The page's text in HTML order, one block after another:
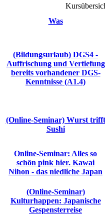
Was
(Bildungsurlaub) DGS4 -
Auffrischung und Vertiefung
bereits vorhandener DGS-
Kenntnisse (A1.4)
(Online-Seminar) Wurst trifft
Sushi
Online-Seminar: Alles so
schön pink hier. Kawai
Nihon - das niedliche Japan
(Online-Seminar)
Kulturhappen: Japanische
Gespensterreise